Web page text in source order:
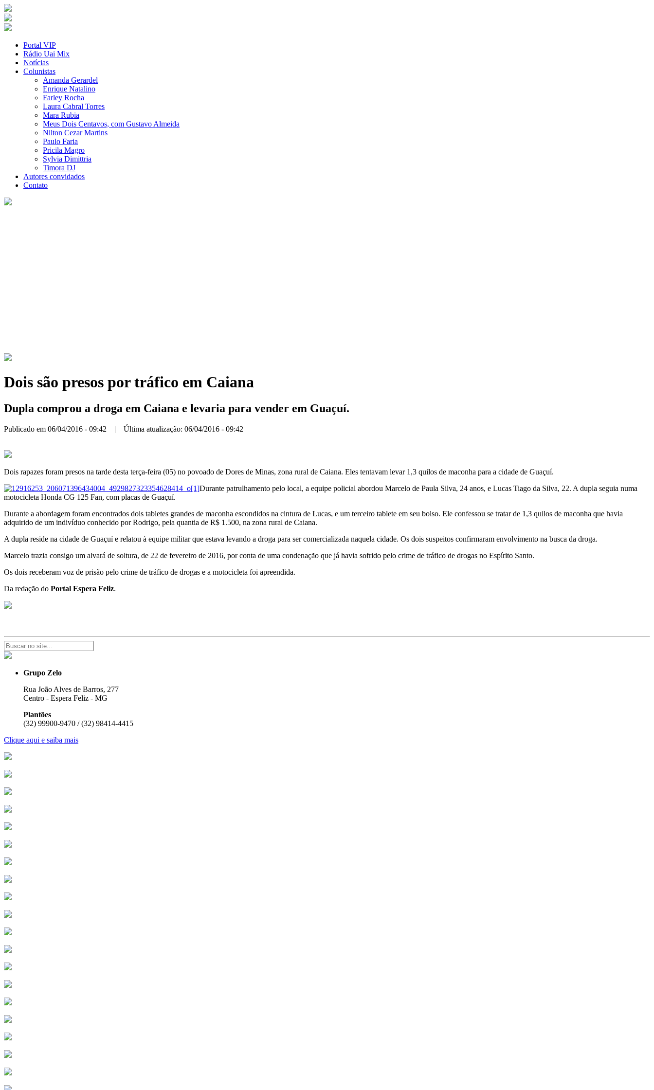
Portal VIP
Rádio Uai Mix
Notícias
Colunistas
Amanda Gerardel
Enrique Natalino
Farley Rocha
Laura Cabral Torres
Mara Rubia
Meus Dois Centavos, com Gustavo Almeida
Nilton Cezar Martins
Paulo Faria
Pricila Magro
Sylvia Dimittria
Timora DJ
Autores convidados
Contato
Dois são presos por tráfico em Caiana
Dupla comprou a droga em Caiana e levaria para vender em Guaçuí.
Publicado em 06/04/2016 - 09:42 | Última atualização: 06/04/2016 - 09:42
Dois rapazes foram presos na tarde desta terça-feira (05) no povoado de Dores de Minas, zona rural de Caiana. Eles tentavam levar 1,3 quilos de maconha para a cidade de Guaçuí.
Durante patrulhamento pelo local, a equipe policial abordou Marcelo de Paula Silva, 24 anos, e Lucas Tiago da Silva, 22. A dupla seguia numa
motocicleta Honda CG 125 Fan, com placas de Guaçuí.
Durante a abordagem foram encontrados dois tabletes grandes de maconha escondidos na cintura de Lucas, e um terceiro tablete em seu bolso. Ele confessou se tratar de 1,3 quilos de maconha que havia
adquirido de um indivíduo conhecido por Rodrigo, pela quantia de R$ 1.500, na zona rural de Caiana.
A dupla reside na cidade de Guaçuí e relatou à equipe militar que estava levando a droga para ser comercializada naquela cidade. Os dois suspeitos confirmaram envolvimento na busca da droga.
Marcelo trazia consigo um alvará de soltura, de 22 de fevereiro de 2016, por conta de uma condenação que já havia sofrido pelo crime de tráfico de drogas no Espírito Santo.
Os dois receberam voz de prisão pelo crime de tráfico de drogas e a motocicleta foi apreendida.
Da redação do Portal Espera Feliz.
Grupo Zelo
Rua João Alves de Barros, 277
Centro - Espera Feliz - MG
Plantões
(32) 99900-9470 / (32) 98414-4415
Clique aqui e saiba mais